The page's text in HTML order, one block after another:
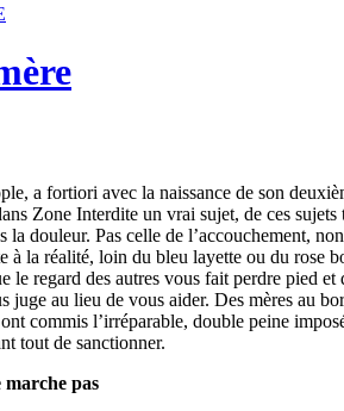
a fortiori avec la naissance de son
Zone Interdite un vrai sujet, de ces sujets
la douleur. Pas celle de l’accouchement,
à la réalité, loin du bleu layette ou du rose
le regard des autres vous fait perdre pied et
juge au lieu de vous aider. Des mères au
commis l’irréparable, double peine
tout de sanctionner.
pas